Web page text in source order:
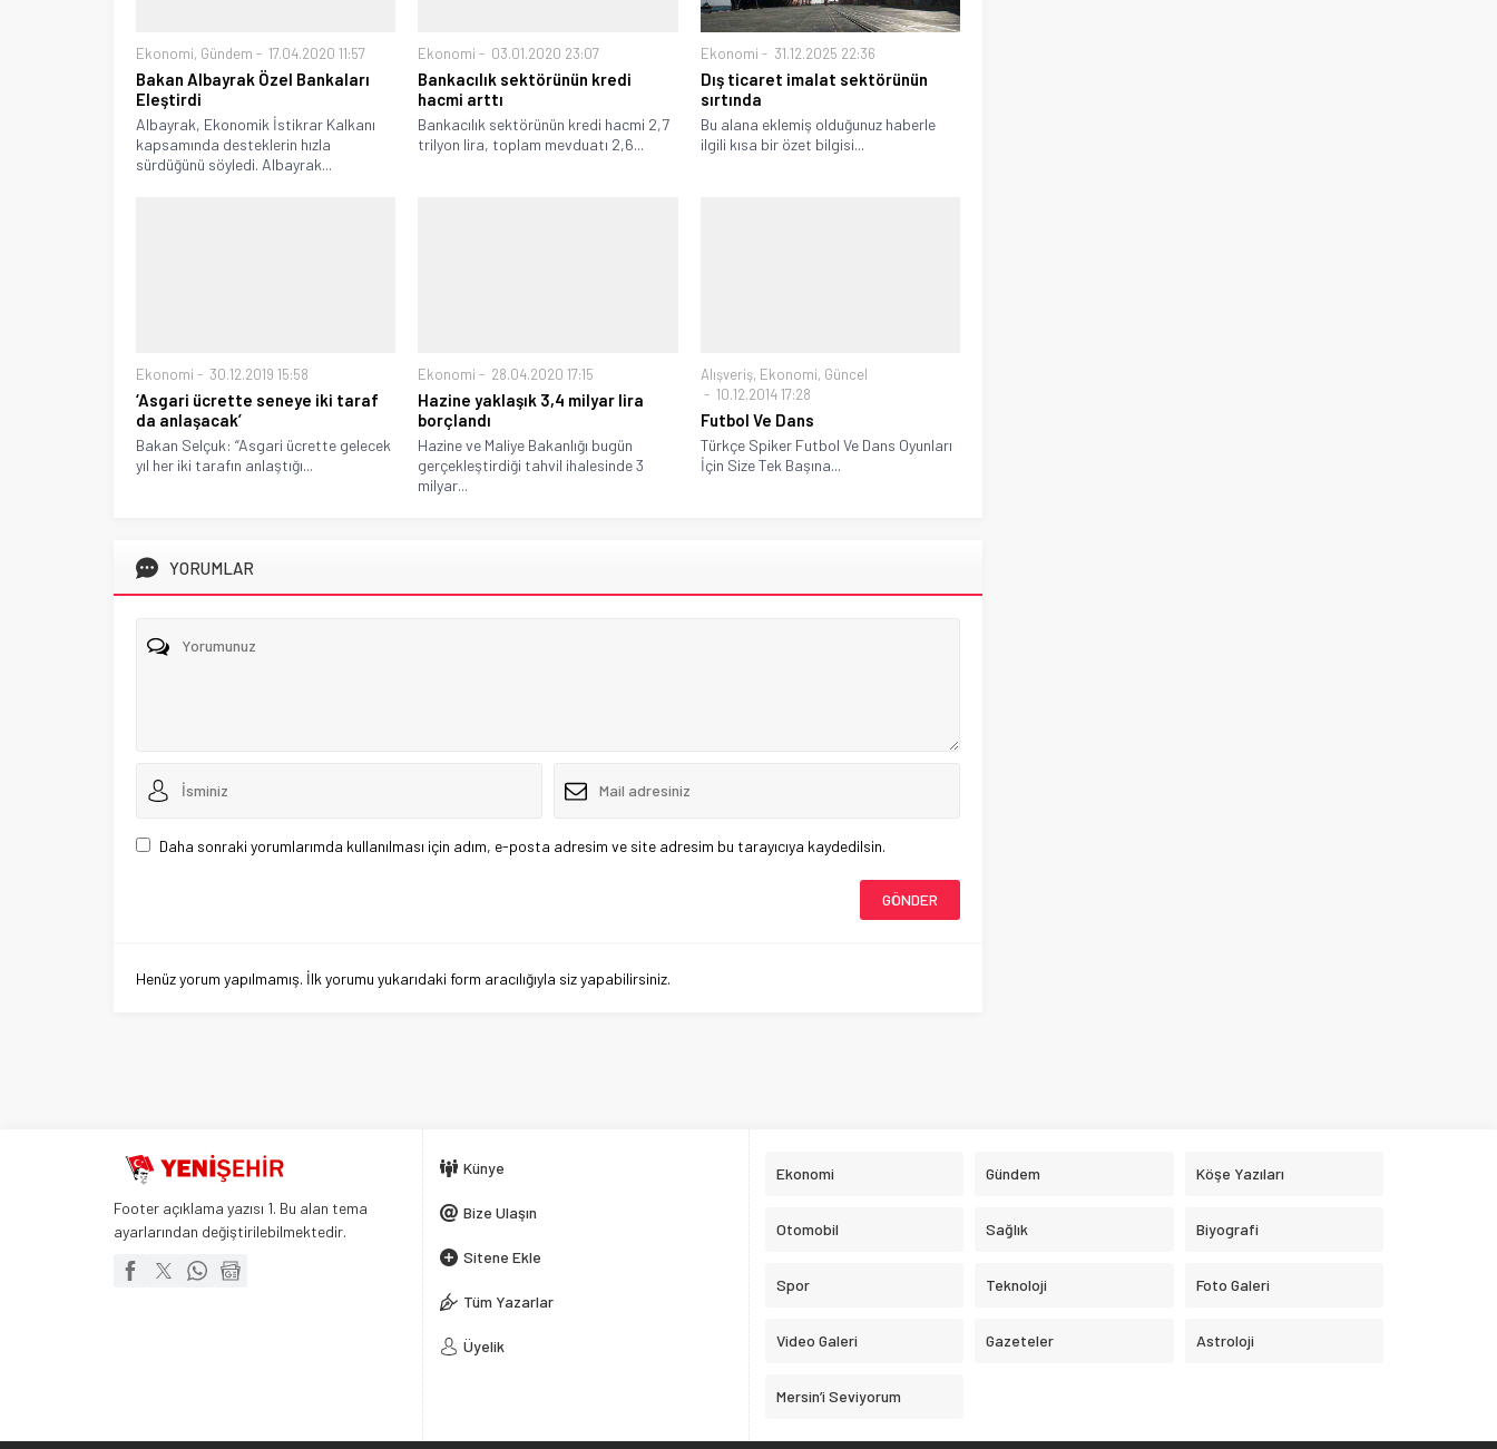
Ekonomi, Gündem 17.04.2020 11:57
Bakan Albayrak Özel Bankaları
Eleştirdi
Albayrak, Ekonomik İstikrar Kalkanı
kapsamında desteklerin hızla
sürdüğünü söyledi. Albayrak...
Ekonomi 03.01.2020 23:07
Bankacılık sektörünün kredi
hacmi arttı
Bankacılık sektörünün kredi hacmi 2,7
trilyon lira, toplam mevduatı 2,6...
Ekonomi 31.12.2025 22:36
Dış ticaret imalat sektörünün
sırtında
Bu alana eklemiş olduğunuz haberle
ilgili kısa bir özet bilgisi...
Ekonomi 30.12.2019 15:58
‘Asgari ücrette seneye iki taraf
da anlaşacak’
Bakan Selçuk: “Asgari ücrette gelecek
yıl her iki tarafın anlaştığı...
Ekonomi 28.04.2020 17:15
Hazine yaklaşık 3,4 milyar lira
borçlandı
Hazine ve Maliye Bakanlığı bugün
gerçekleştirdiği tahvil ihalesinde 3
milyar...
Alışveriş, Ekonomi, Güncel
10.12.2014 17:28
Futbol Ve Dans
Türkçe Spiker Futbol Ve Dans Oyunları
İçin Size Tek Başına...
YORUMLAR
Daha sonraki yorumlarımda kullanılması için adım, e-posta adresim ve site adresim bu tarayıcıya kaydedilsin.
Henüz yorum yapılmamış. İlk yorumu yukarıdaki form aracılığıyla siz yapabilirsiniz.
Footer açıklama yazısı 1. Bu alan tema
ayarlarından değiştirilebilmektedir.
Künye
Bize Ulaşın
Sitene Ekle
Tüm Yazarlar
Üyelik
Ekonomi Gündem Köşe Yazıları
Otomobil Sağlık Biyografi
Spor Teknoloji Foto Galeri
Video Galeri Gazeteler Astroloji
Mersin’i Seviyorum